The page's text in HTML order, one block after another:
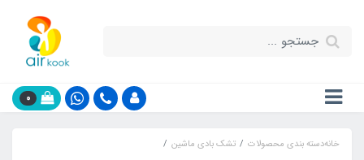
0
خانهدسته بندی محصولات
تشک بادی ماشین